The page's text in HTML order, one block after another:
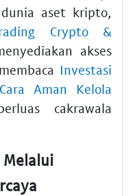
aset kripto,
Crypto &
akses
Investasi
Aman Kelola
cakrawala